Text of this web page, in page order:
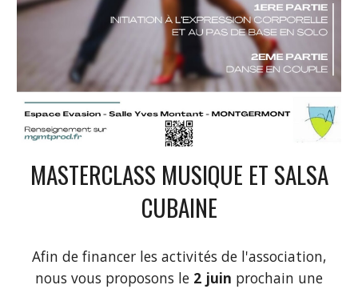
MASTERCLASS MUSIQUE ET SALSA
CUBAINE
Afin de financer les activités de l'association,
nous vous proposons le 2 juin prochain une